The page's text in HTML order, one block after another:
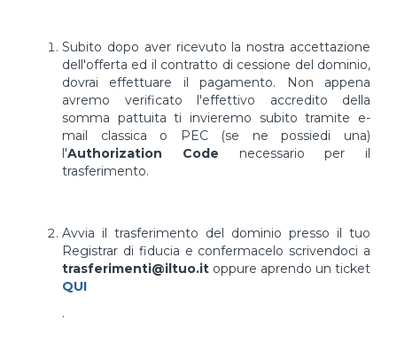
Subito dopo aver ricevuto la nostra accettazione
dell'offerta ed il contratto di cessione del dominio,
dovrai effettuare il pagamento. Non appena
avremo verificato l'effettivo accredito della
somma pattuita ti invieremo subito tramite e-
mail classica o PEC (se ne possiedi una)
l'Authorization Code necessario per il
trasferimento.
Avvia il trasferimento del dominio presso il tuo
Registrar di fiducia e confermacelo scrivendoci a
trasferimenti@iltuo.it oppure aprendo un ticket
QUI
.